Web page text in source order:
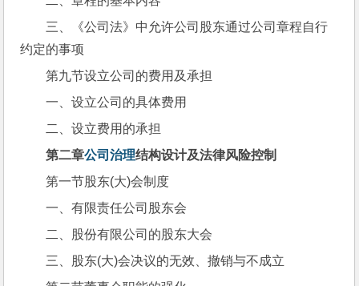
三、《公司法》中允许公司股东通过公司章程自行
约定的事项
第九节设立公司的费用及承担
一、设立公司的具体费用
二、设立费用的承担
第二章公司治理结构设计及法律风险控制
第一节股东(大)会制度
一、有限责任公司股东会
二、股份有限公司的股东大会
三、股东(大)会决议的无效、撤销与不成立